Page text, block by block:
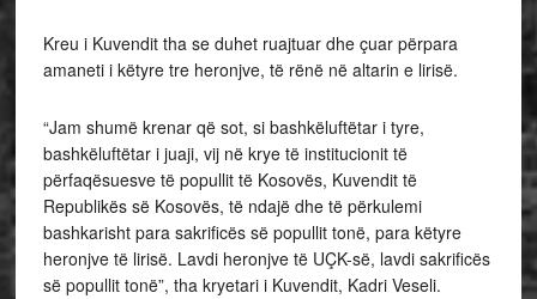
Kreu i Kuvendit tha se duhet ruajtuar dhe çuar përpara
amaneti i këtyre tre heronjve, të rënë në altarin e lirisë.
“Jam shumë krenar që sot, si bashkëluftëtar i tyre,
bashkëluftëtar i juaji, vij në krye të institucionit të
përfaqësuesve të popullit të Kosovës, Kuvendit të
Republikës së Kosovës, të ndajë dhe të përkulemi
bashkarisht para sakrificës së popullit tonë, para këtyre
heronjve të lirisë. Lavdi heronjve të UÇK-së, lavdi sakrificës
së popullit tonë”, tha kryetari i Kuvendit, Kadri Veseli.